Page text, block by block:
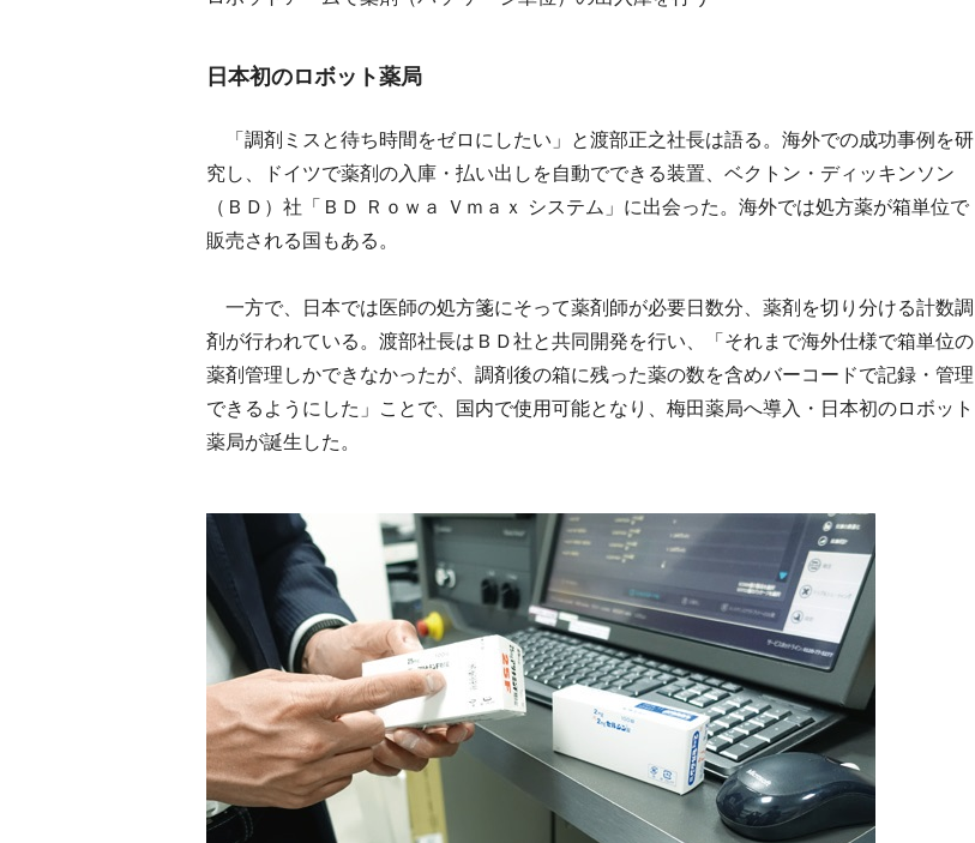
日本初のロボット薬局
「調剤ミスと待ち時間をゼロにしたい」と渡部正之社長は語る。海外での成功事例を研
究し、ドイツで薬剤の入庫・払い出しを自動でできる装置、ベクトン・ディッキンソン
（ＢＤ）社「ＢＤ Ｒｏｗａ Ｖｍａｘ システム」に出会った。海外では処方薬が箱単位で
販売される国もある。
一方で、日本では医師の処方箋にそって薬剤師が必要日数分、薬剤を切り分ける計数調
剤が行われている。渡部社長はＢＤ社と共同開発を行い、「それまで海外仕様で箱単位の
薬剤管理しかできなかったが、調剤後の箱に残った薬の数を含めバーコードで記録・管理
できるようにした」ことで、国内で使用可能となり、梅田薬局へ導入・日本初のロボット
薬局が誕生した。